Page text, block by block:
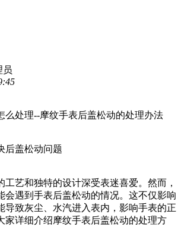
员
么处理--摩纹手表后盖松动的处理办法
后盖松动问题
工艺和独特的设计深受表迷喜爱。然而，
会遇到手表后盖松动的情况。这不仅影响
导致灰尘、水汽进入表内，影响手表的正
家详细介绍摩纹手表后盖松动的处理方